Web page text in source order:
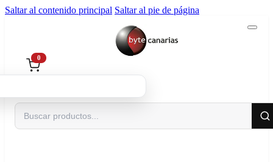
Saltar al contenido principal Saltar al pie de página
Buscar
0